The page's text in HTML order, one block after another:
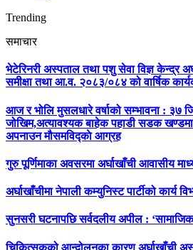
Trending
समाचार
भेटेरिनरी अस्पताल तथा पशु सेवा विज्ञ केन्द्र
समीक्षा तथा आ.व. २०८३/०८४ को वार्षिक
आज र भोलि मुसलधारे वर्षाको सम्भावना : ३७
जोखिम,अत्यावश्यक बाहेक पहाडी सडक खण्डमा
अपनाउन मौसमविद्काे आग्रह
गुरु पूर्णिमाका अवसरमा अर्घाखाँची आवासीय
अर्घाखाँचीमा नेपाली कम्युनिस्ट पार्टीको कार्य
सुनसरी घटनापछि सर्वदलीय अपील : ‘सामाजिक
चिकित्सकको आन्दोलनका कारण अर्घाखाँची